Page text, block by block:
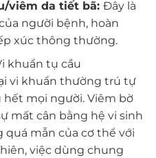
viêm da tiết bã: Đây là
người bệnh, hoàn
xúc thông thường.
khuẩn tụ cầu
vi khuẩn thường trú tự
hết mọi người. Viêm bờ
mất cân bằng hệ vi sinh
quá mẫn của cơ thể với
việc dùng chung